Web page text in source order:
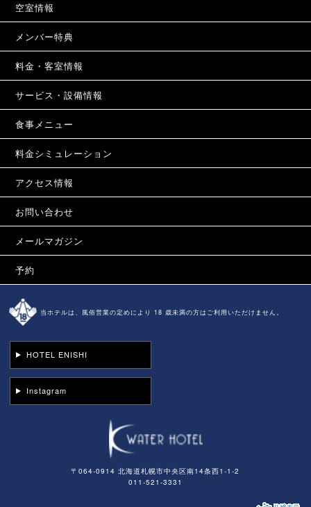
空室情報
メンバー特典
料金・客室情報
サービス・設備情報
食事メニュー
料金シミュレーション
アクセス情報
お問い合わせ
メールマガジン
予約
当ホテルは、風俗営業の定めにより 18 歳未満の方はご利用いただけません。
HOTEL ENISHI
Instagram
〒064-0914 北海道札幌市中央区南14条西1-1-2
011-521-3331